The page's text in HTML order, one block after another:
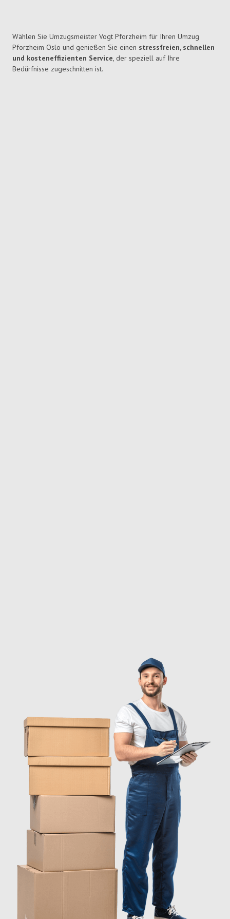
Wählen Sie Umzugsmeister Vogt Pforzheim für Ihren Umzug
Pforzheim Oslo und genießen Sie einen stressfreien, schnellen
und kosteneffizienten Service, der speziell auf Ihre
Bedürfnisse zugeschnitten ist.